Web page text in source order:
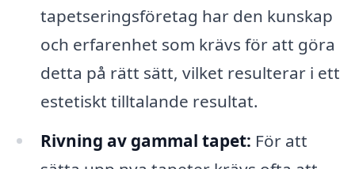
tapetseringsföretag har den kunskap
och erfarenhet som krävs för att göra
detta på rätt sätt, vilket resulterar i ett
estetiskt tilltalande resultat.
Rivning av gammal tapet: För att